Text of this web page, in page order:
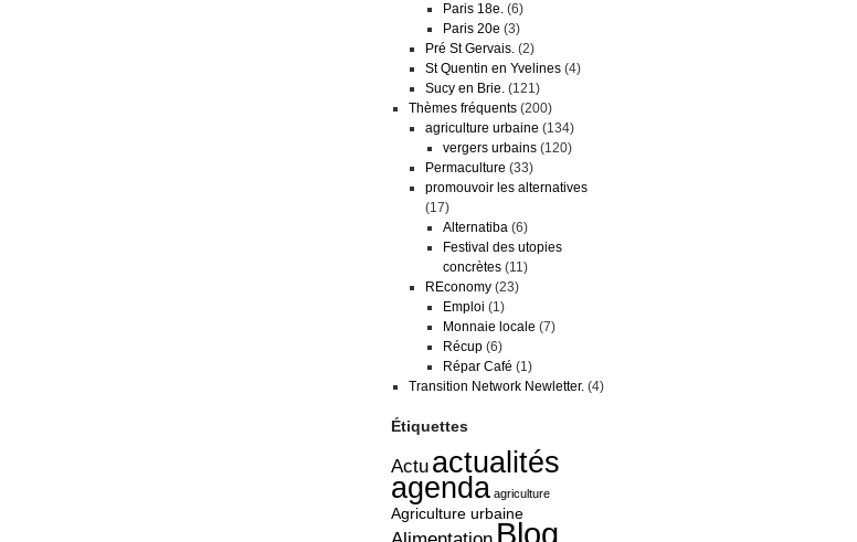
Paris 18e.(6)
Paris 20e (3)
Pré St Gervais. (2)
St Quentin en Yvelines (4)
Sucy en Brie. (121)
Thèmes fréquents(200)
agriculture urbaine (134)
vergers urbains(120)
Permaculture (33)
promouvoir les alternatives
(17)
Alternatiba(6)
Festival des utopies
concrètes(11)
REconomy (23)
Emploi (1)
Monnaie locale (7)
Récup(6)
Répar Café (1)
Transition Network Newletter.(4)
Étiquettes
Actu actualités
agenda agriculture
Agriculture urbaine
Blog